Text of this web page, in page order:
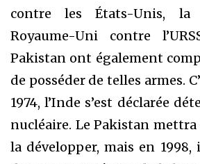
contre les États-Unis,
Royaume-Uni contre
Pakistan ont également
de posséder de telles armes.
1974, l’Inde s’est déclarée
nucléaire. Le Pakistan
la développer, mais en